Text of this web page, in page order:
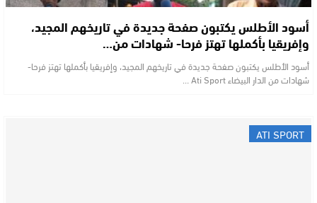
أسود الأطلس يكتبون صفحة جديدة في تاريخهم المجيد،
وإفريقيا بأكملها تهتز فرحا- شهادات من…
أسود الأطلس يكتبون صفحة جديدة في تاريخهم المجيد، وإفريقيا بأكملها تهتز فرحا-
شهادات من الدار البيضاء Ati Sport …
ATI SPORT